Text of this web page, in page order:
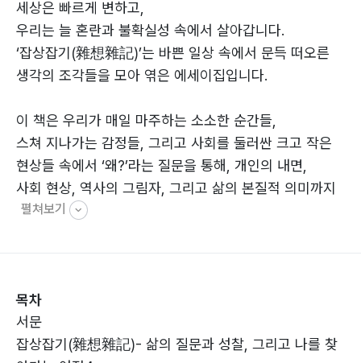
세상은 빠르게 변하고,
우리는 늘 혼란과 불확실성 속에서 살아갑니다.
‘잡상잡기(雜想雜記)’는 바쁜 일상 속에서 문득 떠오른
생각의 조각들을 모아 엮은 에세이집입니다.
이 책은 우리가 매일 마주하는 소소한 순간들,
스쳐 지나가는 감정들, 그리고 사회를 둘러싼 크고 작은
현상들 속에서 ‘왜?’라는 질문을 통해, 개인의 내면,
사회 현상, 역사의 그림자, 그리고 삶의 본질적 의미까지
탐색하여 ‘나만의 답’을 찾아보고자 한
과 함께 자신만의 삶의 지도를 그려 나갈 용기와 영감을
공유하고자 합니다.
펼쳐보기
목차
서문
잡상잡기(雜想雜記)- 삶의 질문과 성찰, 그리고 나를 찾